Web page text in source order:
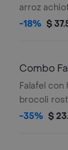
arroz
bebida a
-18% $
Combo
Falafel con
brocoli
-35% $